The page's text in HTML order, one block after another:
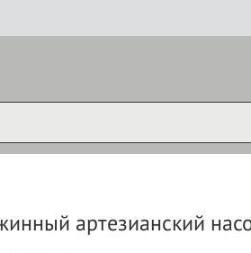
артезианский